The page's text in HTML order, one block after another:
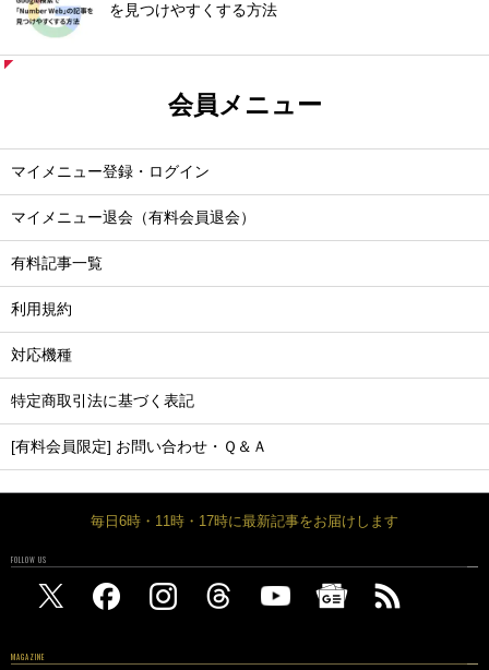
を見つけやすくする方法
会員メニュー
マイメニュー登録・ログイン
マイメニュー退会（有料会員退会）
有料記事一覧
利用規約
対応機種
特定商取引法に基づく表記
[有料会員限定] お問い合わせ・Ｑ＆Ａ
毎日6時・11時・17時に最新記事をお届けします
FOLLOW US
MAGAZINE